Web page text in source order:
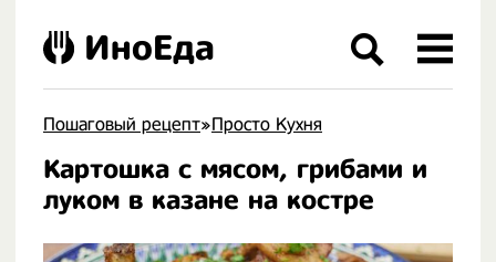
Пошаговый рецепт»Просто Кухня
Картошка с мясом, грибами и
луком в казане на костре
ИноЕда